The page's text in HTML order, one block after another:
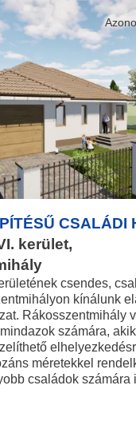
CSALÁDI
kerület,
csendes,
kínálunk
Rákosszentmihály
számára,
méretekkel
családok számára